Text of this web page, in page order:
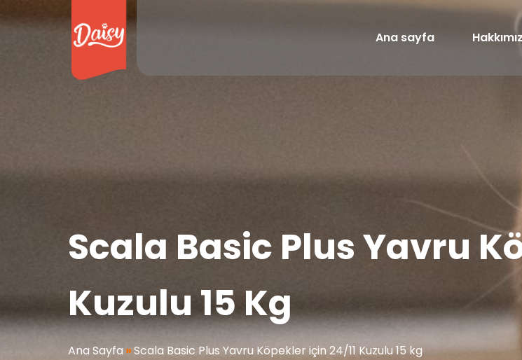
Ana sayfa
Scala Basic Plus Yavru
Kuzulu 15 Kg
Ana Sayfa»Scala Basic Plus Yavru Köpekler için 24/11 Kuzulu 15 kg